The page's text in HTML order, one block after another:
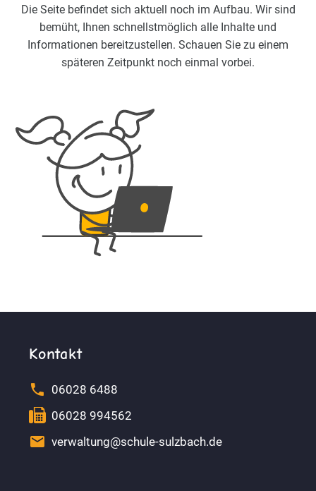
Die Seite befindet sich aktuell noch im Aufbau. Wir sind
bemüht, Ihnen schnellstmöglich alle Inhalte und
Informationen bereitzustellen. Schauen Sie zu einem
späteren Zeitpunkt noch einmal vorbei.
Kontakt

 06028 6488

 06028 994562

 verwaltung@schule-sulzbach.de